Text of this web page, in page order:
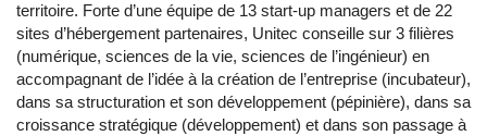
territoire. Forte d’une équipe de 13 start-up managers et de 22
sites d’hébergement partenaires, Unitec conseille sur 3 filières
(numérique, sciences de la vie, sciences de l’ingénieur) en
accompagnant de l’idée à la création de l’entreprise (incubateur),
dans sa structuration et son développement (pépinière), dans sa
croissance stratégique (développement) et dans son passage à